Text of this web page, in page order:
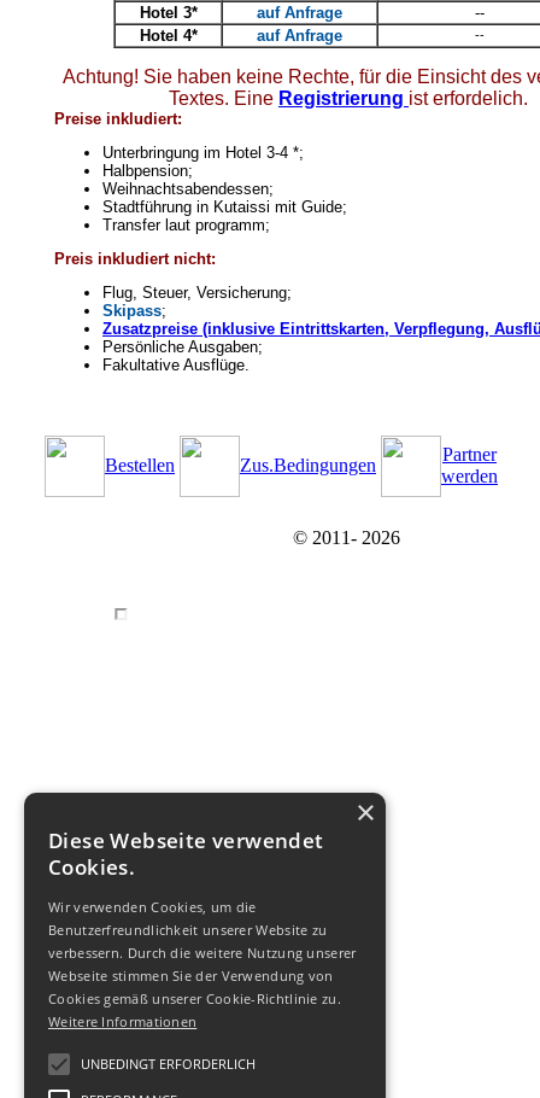
Hotel 3*
auf Anfrage
--
Hotel 4*
auf Anfrage --
Achtung! Sie haben keine Rechte, für die Einsicht des
Textes. Eine Registrierung ist erfordelich.
Preise inkludiert:
Unterbringung im Hotel 3-4 *;
Halbpension;
Weihnachtsabendessen;
Stadtführung in Kutaissi mit Guide;
Transfer laut programm;
Preis inkludiert nicht:
Flug, Steuer, Versicherung;
Skipass;
Zusatzpreise (inklusive Eintrittskarten, Verpflegung,
Persönliche Ausgaben;
Fakultative Ausflüge.
Bestellen Zus.Bedingungen
Partner
werden
© 2011- 2026
×
Diese Webseite verwendet
Cookies.
Wir verwenden Cookies, um die
Benutzerfreundlichkeit unserer Website zu
verbessern. Durch die weitere Nutzung unserer
Webseite stimmen Sie der Verwendung von
Cookies gemäß unserer Cookie-Richtlinie zu.
Weitere Informationen
UNBEDINGT ERFORDERLICH